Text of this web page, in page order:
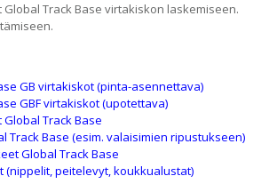
Track Base virtakiskon laskemiseen.
GB virtakiskot (pinta-asennettava)
GBF virtakiskot (upotettava)
Track Base
Track Base (esim. valaisimien ripustukseen)
Global Track Base
(nippelit, peitelevyt, koukkualustat)